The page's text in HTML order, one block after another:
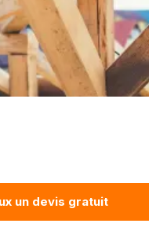
un devis gratuit